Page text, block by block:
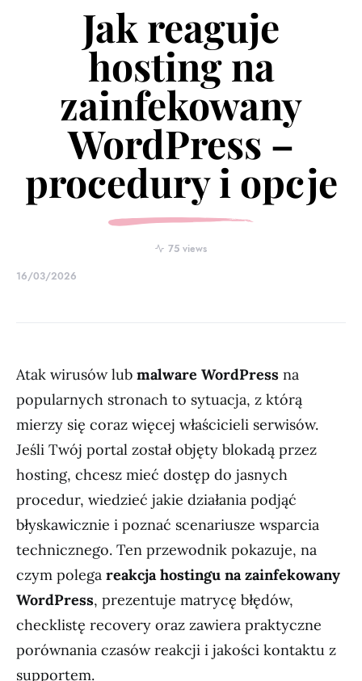
Jak reaguje
hosting na
zainfekowany
WordPress –
procedury i opcje
75 views
16/03/2026
Atak wirusów lub malware WordPress na
popularnych stronach to sytuacja, z którą
mierzy się coraz więcej właścicieli serwisów.
Jeśli Twój portal został objęty blokadą przez
hosting, chcesz mieć dostęp do jasnych
procedur, wiedzieć jakie działania podjąć
błyskawicznie i poznać scenariusze wsparcia
technicznego. Ten przewodnik pokazuje, na
czym polega reakcja hostingu na zainfekowany
WordPress, prezentuje matrycę błędów,
checklistę recovery oraz zawiera praktyczne
porównania czasów reakcji i jakości kontaktu z
supportem.